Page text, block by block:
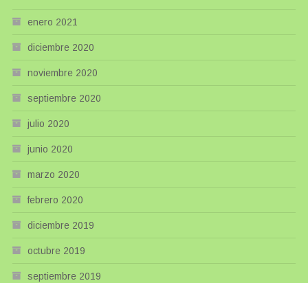
enero 2021
diciembre 2020
noviembre 2020
septiembre 2020
julio 2020
junio 2020
marzo 2020
febrero 2020
diciembre 2019
octubre 2019
septiembre 2019